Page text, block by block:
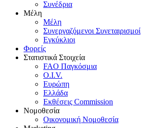
Συνέδρια
Μέλη
Mέλη
Συνεργαζόμενοι Συνεταιρισμοί
Εγκύκλιοι
Φορείς
Στατιστικά Στοιχεία
FAO Παγκόσμια
O.I.V.
Ευρώπη
Ελλάδα
Eκθέσεις Commission
Νομοθεσία
Οικονομική Νομοθεσία